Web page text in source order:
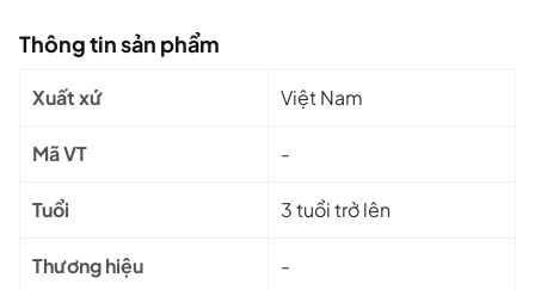
Thông tin sản phẩm
Xuất xứ Việt Nam
Mã VT -
Tuổi 3 tuổi trở lên
Thương hiệu -